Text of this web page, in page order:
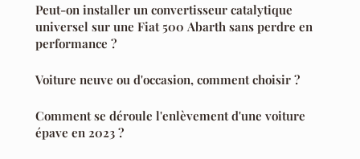
Peut-on installer un convertisseur catalytique
universel sur une Fiat 500 Abarth sans perdre en
performance ?
Voiture neuve ou d'occasion, comment choisir ?
Comment se déroule l'enlèvement d'une voiture
épave en 2023 ?